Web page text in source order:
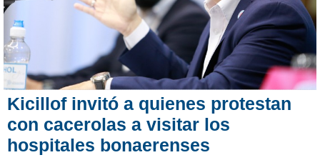
Kicillof invitó a quienes protestan
con cacerolas a visitar los
hospitales bonaerenses